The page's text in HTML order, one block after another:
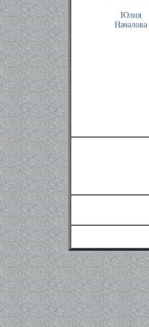
Юлия
Началова